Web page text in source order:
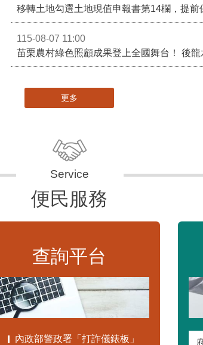
移轉土地勾選土地現值申報書第14欄，提前
115-08-07 11:00
更多
便民服務
查詢平台
內政部警政署「打詐儀錶板」